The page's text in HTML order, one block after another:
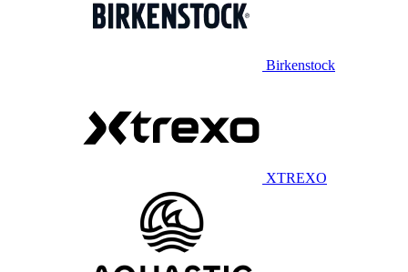
Birkenstock
XTREXO